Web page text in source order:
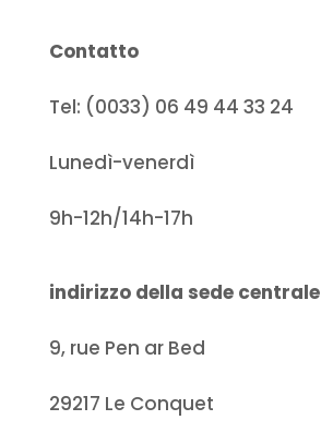
Contatto
Tel: (0033) 06 49 44 33 24
Lunedì-venerdì
9h-12h/14h-17h
indirizzo della sede centrale
9, rue Pen ar Bed
29217 Le Conquet